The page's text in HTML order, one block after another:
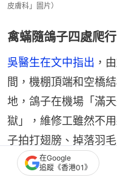
皮膚科」圖片）
禽蟎隨鴿子四處爬行
吳醫生在文中指出 ，
間，機棚頂端和空橋
地，鴿子在機場「滿
獄」，維修工雖然不
子拍打翅膀、掉落羽
爬行，直接入侵工作空
在Google
追蹤《香港01》